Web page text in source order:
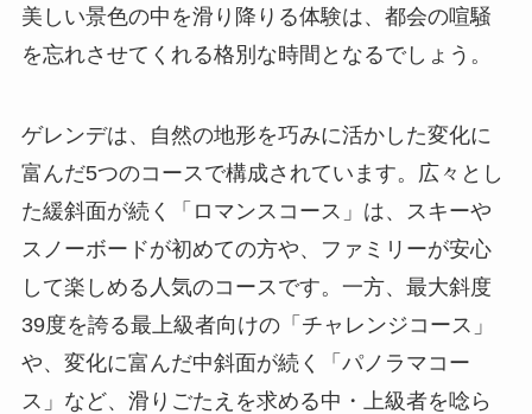
美しい景色の中を滑り降りる体験は、都会の喧騒
を忘れさせてくれる格別な時間となるでしょう。
ゲレンデは、自然の地形を巧みに活かした変化に
富んだ5つのコースで構成されています。広々とし
た緩斜面が続く「ロマンスコース」は、スキーや
スノーボードが初めての方や、ファミリーが安心
して楽しめる人気のコースです。一方、最大斜度
39度を誇る最上級者向けの「チャレンジコース」
や、変化に富んだ中斜面が続く「パノラマコー
ス」など、滑りごたえを求める中・上級者を唸ら